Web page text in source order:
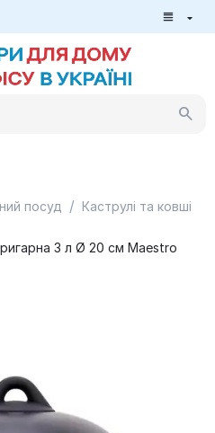
посуд / Каструлі та ковші
3 л Ø 20 см Maestro